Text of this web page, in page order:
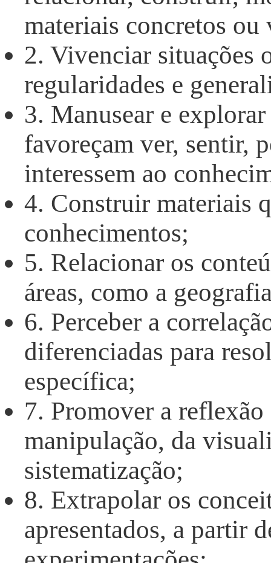
materiais concretos ou
2. Vivenciar situações
regularidades e
3. Manusear e
favoreçam ver, sentir,
interessem ao
4. Construir materiais
conhecimentos;
5. Relacionar os
áreas, como a
6. Perceber a
diferenciadas para
específica;
7. Promover a
manipulação, da
sistematização;
8. Extrapolar os
apresentados, a partir